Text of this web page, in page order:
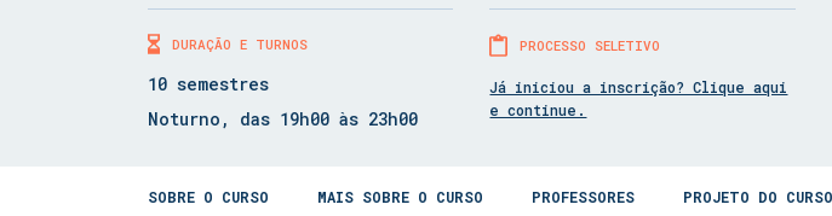
DURAÇÃO E TURNOS
10 semestres
Noturno, das 19h00 às 23h00
PROCESSO SELETIVO
Já iniciou a inscrição? Clique aqui
e continue.
SOBRE O CURSO MAIS SOBRE O CURSO PROFESSORES PROJETO DO CURSO